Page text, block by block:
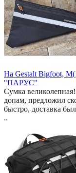
На Gestalt Bigfoot,
"ПАРУС"
Сумка
допам, предложил
быстро, доставка
..